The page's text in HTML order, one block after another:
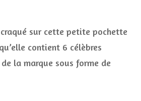
craqué sur cette petite pochette
contient 6 célèbres
la marque sous forme de